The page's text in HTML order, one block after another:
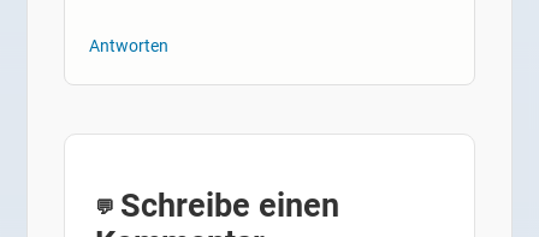
Antworten
Schreibe einen